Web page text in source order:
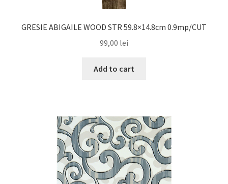
GRESIE ABIGAILE WOOD STR 59.8×14.8cm 0.9mp/CUT
99,00 lei
Add to cart